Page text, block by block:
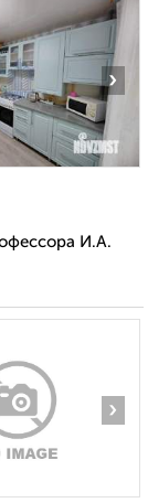
›
И.А.
›